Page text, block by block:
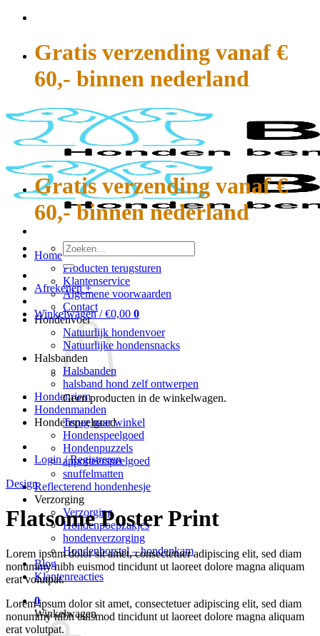
Gratis verzending vanaf €
60,- binnen nederland
Home
Producten terugsturen
Klantenservice
Algemene voorwaarden
Contact
Hondenvoer
Natuurlijk hondenvoer
Natuurlijke hondensnacks
Halsbanden
Halsbanden
halsband hond zelf ontwerpen
Hondenriem
Hondenmanden
Hondenspeelgoed
Hondenspeelgoed
Hondenpuzzels
apporteerspeelgoed
snuffelmatten
Reflecterend hondenhesje
Verzorging
Verzorging
Hondenpoepzakjes
hondenverzorging
Hondenborstel – hondenkam
Blog
Klantenreacties
0
Winkelwagen
Gratis verzending vanaf €
60,- binnen nederland
Zoeken
naar:
Afrekenen +
Winkelwagen /€0,00 0
Geen producten in de winkelwagen.
Terug naar winkel
Login / Registreren
Design
Flatsome Poster Print
Lorem ipsum dolor sit amet, consectetuer adipiscing elit, sed diam
nonummy nibh euismod tincidunt ut laoreet dolore magna aliquam
erat volutpat.
Lorem ipsum dolor sit amet, consectetuer adipiscing elit, sed diam
nonummy nibh euismod tincidunt ut laoreet dolore magna aliquam
erat volutpat.